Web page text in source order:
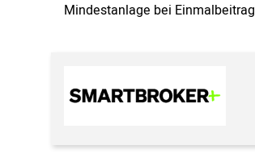
Mindestanlage bei Einmalbeitrag